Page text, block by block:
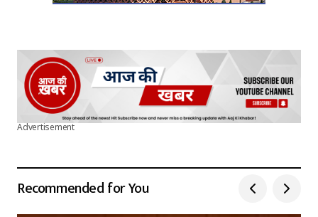
Advertisement
Recommended for You